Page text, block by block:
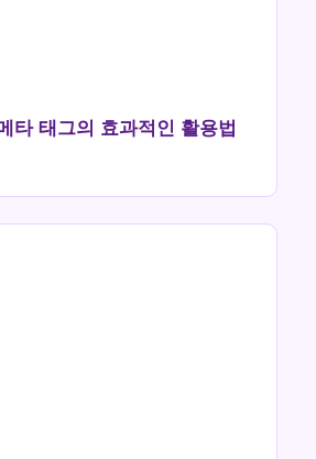
타 태그의 효과적인 활용법